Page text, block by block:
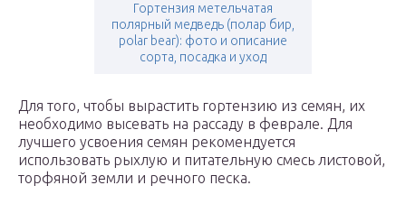
Гортензия метельчатая
полярный медведь (полар бир,
polar bear): фото и описание
сорта, посадка и уход
Для того, чтобы вырастить гортензию из семян, их
необходимо высевать на рассаду в феврале. Для
лучшего усвоения семян рекомендуется
использовать рыхлую и питательную смесь листовой,
торфяной земли и речного песка.